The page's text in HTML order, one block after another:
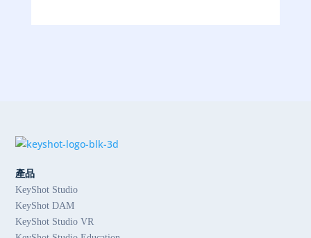
產品
KeyShot Studio
KeyShot DAM
KeyShot Studio VR